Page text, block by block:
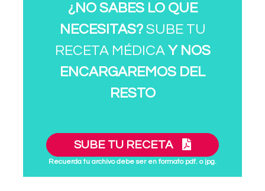
¿NO SABES LO QUE
NECESITAS?SUBE TU
RECETA MÉDICA Y NOS
ENCARGAREMOS DEL
RESTO
SUBE TU RECETA
Recuerda tu archivo debe ser en formato pdf. o jpg.